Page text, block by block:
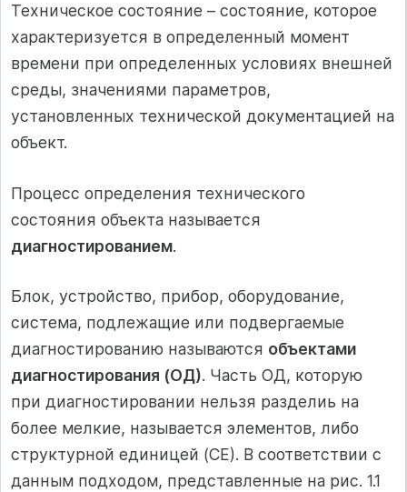
Техническое состояние – состояние, которое
характеризуется в определенный момент
времени при определенных условиях внешней
среды, значениями параметров,
установленных технической документацией на
объект.
Процесс определения технического
состояния объекта называется
диагностированием.
Блок, устройство, прибор, оборудование,
система, подлежащие или подвергаемые
диагностированию называются объектами
диагностирования (ОД). Часть ОД, которую
при диагностировании нельзя разделиь на
более мелкие, называется элементов, либо
структурной единицей (СЕ). В соответствии с
данным подходом, представленные на рис. 1.1